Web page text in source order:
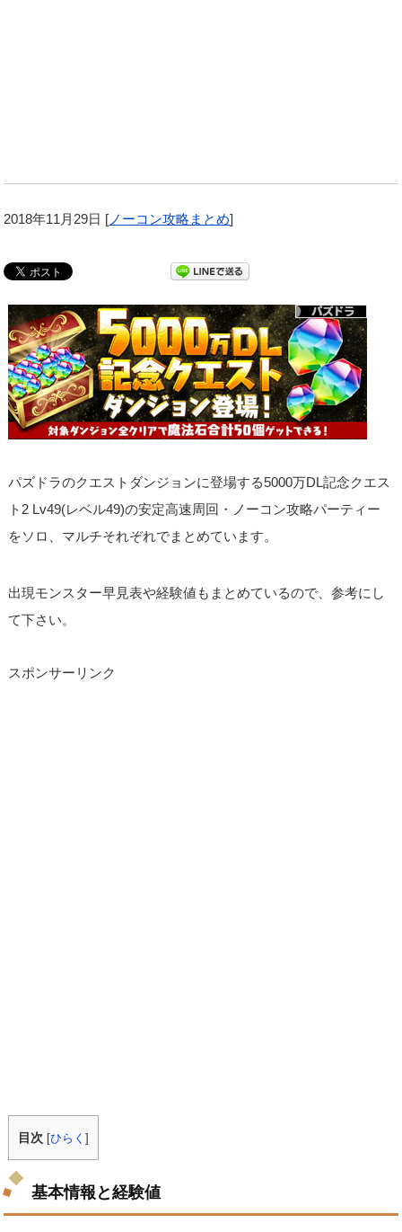
2018年11月29日 [ ノーコン攻略まとめ]
パズドラのクエストダンジョンに登場する5000万DL記念クエス
ト2 Lv49(レベル49)の安定高速周回・ノーコン攻略パーティー
をソロ、マルチそれぞれでまとめています。
出現モンスター早見表や経験値もまとめているので、参考にし
て下さい。
スポンサーリンク
目次 [ひらく]
基本情報と経験値